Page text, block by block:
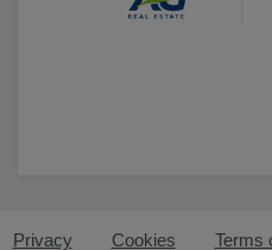
Privacy Cookies Terms